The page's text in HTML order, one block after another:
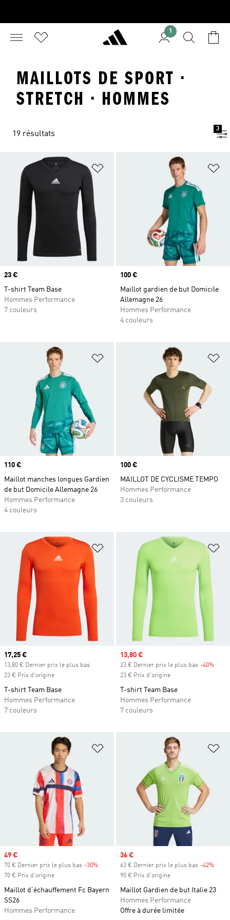
1
MAILLOTS DE SPORT ·
STRETCH · HOMMES
19 résultats
3
Ajouter à la Liste de produits
Prix
23 €
T-shirt Team Base
Hommes Performance
7 couleurs
Prix
100 €
Maillot gardien de but Domicile
Allemagne 26
Hommes Performance
4 couleurs
Ajouter à la Liste de produits
Prix
110 €
Maillot manches longues Gardien
de but Domicile Allemagne 26
Hommes Performance
4 couleurs
Prix
100 €
MAILLOT DE CYCLISME TEMPO
Hommes Performance
3 couleurs
Ajouter à la Liste de produits
Prix actuel
17,25 €
13,80 € Dernier prix le plus bas
23 € Prix d'origine
T-shirt Team Base
Hommes Performance
7 couleurs
Prix soldé
13,80 €
23 € Dernier prix le plus bas -40%
23 € Prix d'origine
T-shirt Team Base
Hommes Performance
7 couleurs
Ajouter à la Liste de produits
Prix soldé
49 €
70 € Dernier prix le plus bas -30%
70 € Prix d'origine
Maillot d’échauffement Fc Bayern
SS26
Hommes Performance
Prix soldé
36 €
63 € Dernier prix le plus bas -42%
90 € Prix d'origine
Maillot Gardien de but Italie 23
Hommes Performance
Offre à durée limitée